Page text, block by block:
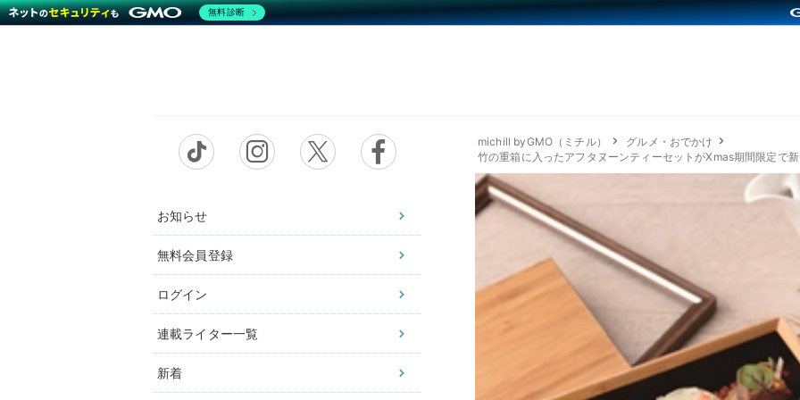
お知らせ
無料会員登録
ログイン
連載ライター一覧
新着
michill byGMO（ミチル）
グルメ・おでかけ
竹の重箱に入ったアフタヌーンティーセットがXmas期間限定で
無料診断